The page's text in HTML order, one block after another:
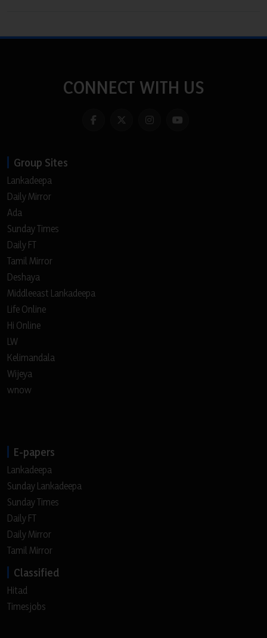
CONNECT WITH US
Group Sites
Lankadeepa
Daily Mirror
Ada
Sunday Times
Daily FT
Tamil Mirror
Deshaya
Middleeast Lankadeepa
Life Online
Hi Online
LW
Kelimandala
Wijeya
wnow
E-papers
Lankadeepa
Sunday Lankadeepa
Sunday Times
Daily FT
Daily Mirror
Tamil Mirror
Classified
Hitad
Timesjobs